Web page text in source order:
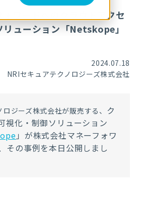
ォワードへのクラウドアクセ
ューション「Netskope」
2024.07.18
NRIセキュアテクノロジーズ株式会社
ジーズ株式会社が販売する、
ク
視化・制御ソリューション
」 が株式会社マネーフォワ
その事例を本日公開しまし